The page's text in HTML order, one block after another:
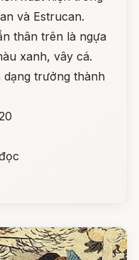
và Estrucan.
thân trên là ngựa
xanh, vây cá.
dạng trưởng thành